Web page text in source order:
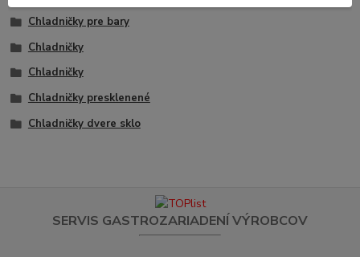
Chladničky pre bary
Chladničky
Chladničky
Chladničky presklenené
Chladničky dvere sklo
SERVIS GASTROZARIADENÍ VÝROBCOV